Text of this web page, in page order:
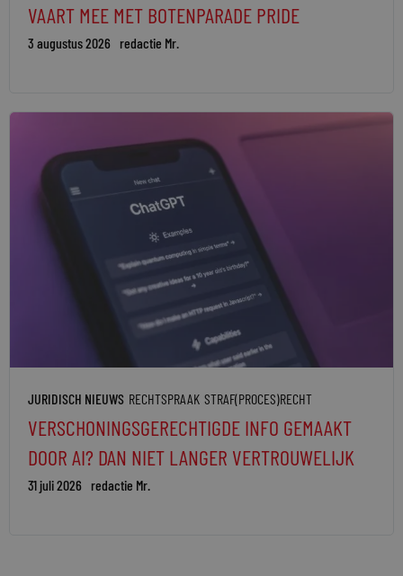
VAART MEE MET BOTENPARADE PRIDE
3 augustus 2026 redactie Mr.
JURIDISCH NIEUWS RECHTSPRAAK STRAF(PROCES)RECHT
VERSCHONINGSGERECHTIGDE INFO GEMAAKT
DOOR AI? DAN NIET LANGER VERTROUWELIJK
31 juli 2026 redactie Mr.